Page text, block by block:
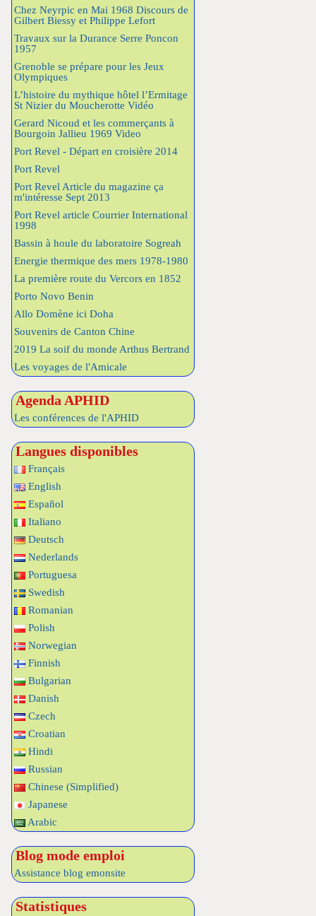
Chez Neyrpic en Mai 1968 Discours de
Gilbert Biessy et Philippe Lefort
Travaux sur la Durance Serre Poncon
1957
Grenoble se prépare pour les Jeux
Olympiques
L’histoire du mythique hôtel l’Ermitage
St Nizier du Moucherotte Vidéo
Gerard Nicoud et les commerçants à
Bourgoin Jallieu 1969 Video
Port Revel - Départ en croisière 2014
Port Revel
Port Revel Article du magazine ça
m'intéresse Sept 2013
Port Revel article Courrier International
1998
Bassin à houle du laboratoire Sogreah
Energie thermique des mers 1978-1980
La première route du Vercors en 1852
Porto Novo Benin
Allo Domène ici Doha
Souvenirs de Canton Chine
2019 La soif du monde Arthus Bertrand
Les voyages de l'Amicale
Agenda APHID
Les conférences de l'APHID
Langues disponibles
Français
English
Español
Italiano
Deutsch
Nederlands
Portuguesa
Swedish
Romanian
Polish
Norwegian
Finnish
Bulgarian
Danish
Czech
Croatian
Hindi
Russian
Chinese (Simplified)
Japanese
Arabic
Blog mode emploi
Assistance blog emonsite
Statistiques